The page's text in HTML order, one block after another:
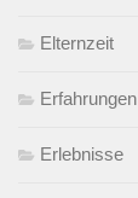
Elternzeit
Erfahrungen
Erlebnisse